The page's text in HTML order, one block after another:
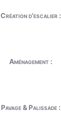
Création d'escalier :
Aménagement :
Pavage & Palissade :